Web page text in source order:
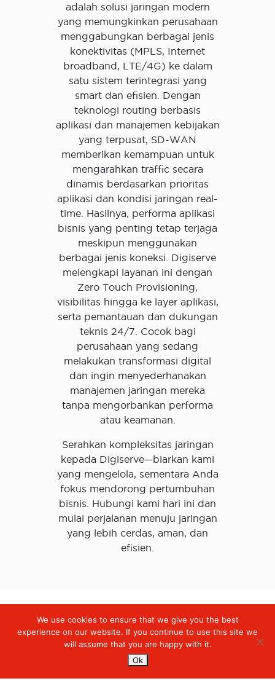
adalah solusi jaringan modern
yang memungkinkan perusahaan
menggabungkan berbagai jenis
konektivitas (MPLS, Internet
broadband, LTE/4G) ke dalam
satu sistem terintegrasi yang
smart dan efisien. Dengan
teknologi routing berbasis
aplikasi dan manajemen kebijakan
yang terpusat, SD-WAN
memberikan kemampuan untuk
mengarahkan traffic secara
dinamis berdasarkan prioritas
aplikasi dan kondisi jaringan real-
time. Hasilnya, performa aplikasi
bisnis yang penting tetap terjaga
meskipun menggunakan
berbagai jenis koneksi. Digiserve
melengkapi layanan ini dengan
Zero Touch Provisioning,
visibilitas hingga ke layer aplikasi,
serta pemantauan dan dukungan
teknis 24/7. Cocok bagi
perusahaan yang sedang
melakukan transformasi digital
dan ingin menyederhanakan
manajemen jaringan mereka
tanpa mengorbankan performa
atau keamanan.
Serahkan kompleksitas jaringan
kepada Digiserve—biarkan kami
yang mengelola, sementara Anda
fokus mendorong pertumbuhan
bisnis. Hubungi kami hari ini dan
mulai perjalanan menuju jaringan
yang lebih cerdas, aman, dan
efisien.
We use cookies to ensure that we give you the best
experience on our website. If you continue to use this site we
will assume that you are happy with it.
Ok
Digiserve » Software Defined Wide Area Network (SD-WAN)